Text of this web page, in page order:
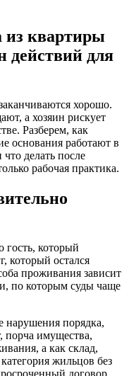
из квартиры
действий для
хорошо.
а хозяин рискует
Разберем, как
основания работают в
что делать после
рабочая практика.
который
который остался
проживания зависит
по которым суды чаще
нарушения порядка,
порча имущества,
а как склад,
жильцов без
договор